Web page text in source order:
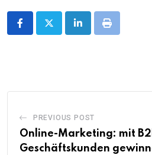
LinkedInPrint
PREVIOUS POST
Online-Marketing: mit
Geschäftskunden